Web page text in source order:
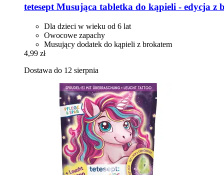
tetesept Musująca tabletka do kąpieli -​ edycja z
Dla dzieci w wieku od 6 lat
Owocowe zapachy
Musujący dodatek do kąpieli z brokatem
4,99 zł
Dostawa do 12 sierpnia